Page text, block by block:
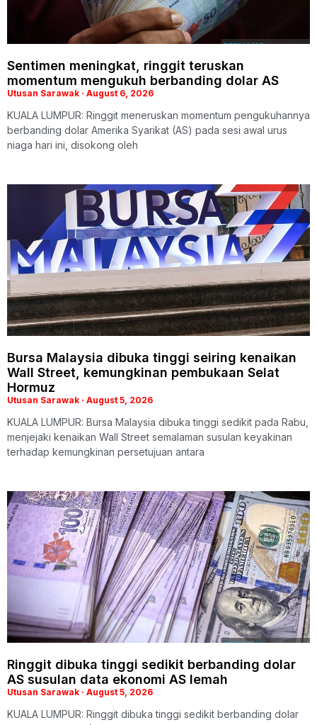
Sentimen meningkat, ringgit teruskan
momentum mengukuh berbanding dolar AS
Utusan Sarawak August 6, 2026
KUALA LUMPUR: Ringgit meneruskan momentum pengukuhannya
berbanding dolar Amerika Syarikat (AS) pada sesi awal urus
niaga hari ini, disokong oleh
Bursa Malaysia dibuka tinggi seiring kenaikan
Wall Street, kemungkinan pembukaan Selat
Hormuz
Utusan Sarawak August 5, 2026
KUALA LUMPUR: Bursa Malaysia dibuka tinggi sedikit pada Rabu,
menjejaki kenaikan Wall Street semalaman susulan keyakinan
terhadap kemungkinan persetujuan antara
Ringgit dibuka tinggi sedikit berbanding dolar
AS susulan data ekonomi AS lemah
Utusan Sarawak August 5, 2026
KUALA LUMPUR: Ringgit dibuka tinggi sedikit berbanding dolar